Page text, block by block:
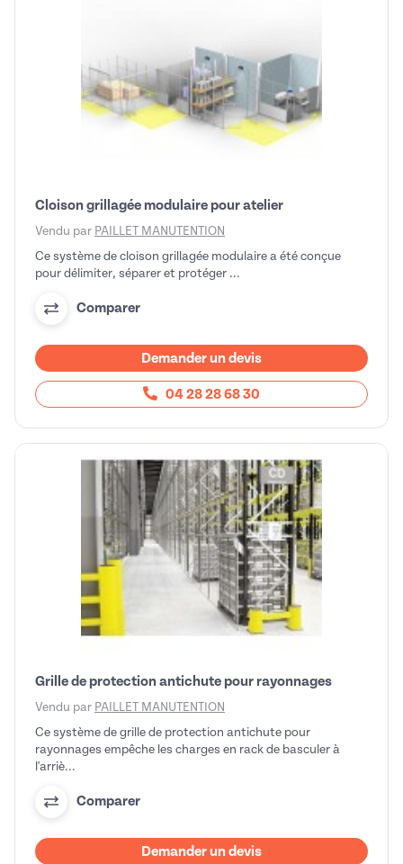
Cloison grillagée modulaire pour atelier
Vendu par PAILLET MANUTENTION
Ce système de cloison grillagée modulaire a été conçue
pour délimiter, séparer et protéger ...
Comparer
Demander un devis
04 28 28 68 30
Grille de protection antichute pour rayonnages
Vendu par PAILLET MANUTENTION
Ce système de grille de protection antichute pour
rayonnages empêche les charges en rack de basculer à
l'arriè...
Comparer
Demander un devis